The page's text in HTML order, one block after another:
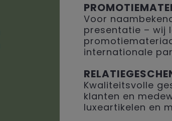
Voor
presentatie – wij
internationale
Kwaliteitsvolle
klanten en
luxeartikelen en